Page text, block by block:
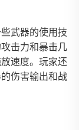
武器的使用技
击力和暴击几
速度。玩家还
伤害输出和战